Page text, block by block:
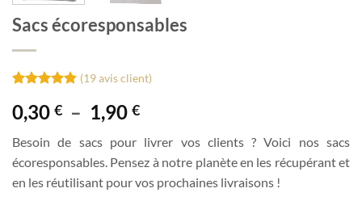
Sacs écoresponsables
sur 5 basé
sur
notations
client
(19avis client)
0,30 € – 1,90 €Plage
prix :
0,30 €
à
Besoin de sacs pour livrer vos clients ? Voici nos sacs
écoresponsables. Pensez à notre planète en les récupérant et
en les réutilisant pour vos prochaines livraisons !